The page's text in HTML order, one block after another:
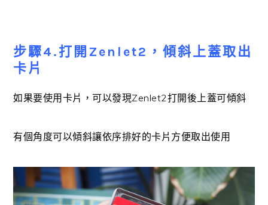
步驟4.打開Zenlet2，傾斜上蓋取出
卡片
如果要使用卡片，可以發現Zenlet2打開後上蓋可傾斜
有個角度可以傾斜讓依序排好的卡片方便取出使用